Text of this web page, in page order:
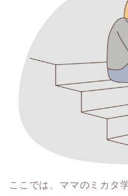
ここでは、ママのミカタ